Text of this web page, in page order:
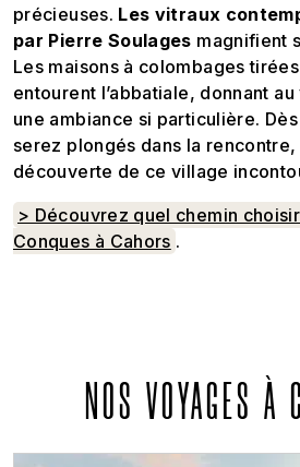
précieuses. Les vitraux
par Pierre Soulages magnifient
Les maisons à colombages
entourent l’abbatiale, donnant
une ambiance si particulière.
serez plongés dans la
découverte de ce village
> Découvrez quel chemin
Conques à Cahors .
NOS VOYAGES À